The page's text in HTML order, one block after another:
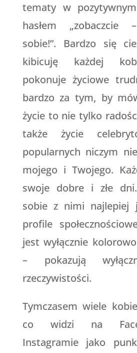
tematy w
hasłem „zobaczcie
sobie!”. Bardzo się
kibicuję każdej
pokonuje życiowe
bardzo za tym, by
życie to nie tylko
także życie
popularnych niczym
mojego i Twojego.
swoje dobre i złe
sobie z nimi najlepiej
profile
jest wyłącznie
– pokazują
rzeczywistości.
Tymczasem wiele
co widzi na
Instagramie jako